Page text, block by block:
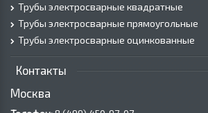
Трубы электросварные квадратные
Трубы электросварные прямоугольные
Трубы электросварные оцинкованные
Контакты
Москва